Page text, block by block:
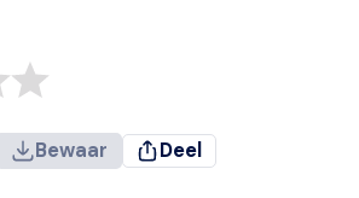
Bewaar Deel